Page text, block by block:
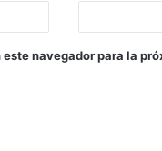
navegador para la